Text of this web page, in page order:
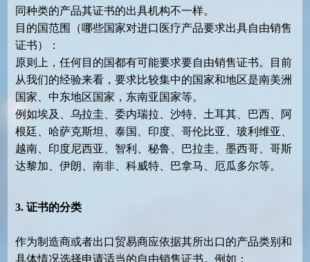
同种类的产品其证书的出具机构不一样。
目的国范围（哪些国家对进口医疗产品要求出具自由销售
证书）：
原则上，任何目的国都有可能要求要自由销售证书。目前
从我们的经验来看，要求比较集中的国家和地区是南美洲
国家、中东地区国家，东南亚国家等。
例如埃及、乌拉圭、委内瑞拉、沙特、土耳其、巴西、阿
根廷、哈萨克斯坦、泰国、印度、哥伦比亚、玻利维亚、
越南、印度尼西亚、智利、秘鲁、巴拉圭、墨西哥、哥斯
达黎加、伊朗、南非、科威特、巴拿马、厄瓜多尔等。
3. 证书的分类
作为制造商或者出口贸易商应依据其所出口的产品类别和
具体情况选择申请适当的自由销售证书。例如：